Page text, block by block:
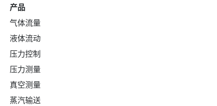
产品
气体流量
液体流动
压力控制
压力测量
真空测量
蒸汽输送